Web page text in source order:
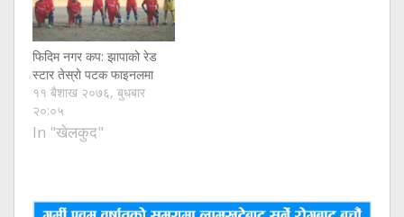
फिदिम नगर कप: झापाको रेड
स्टार तेस्रो पटक फाइनलमा
११ बैशाख २०७६, बुधबार
२०:०५
In "खेलकुद"